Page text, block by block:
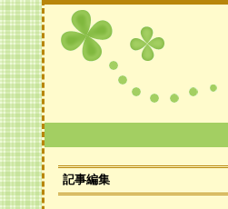
記事編集